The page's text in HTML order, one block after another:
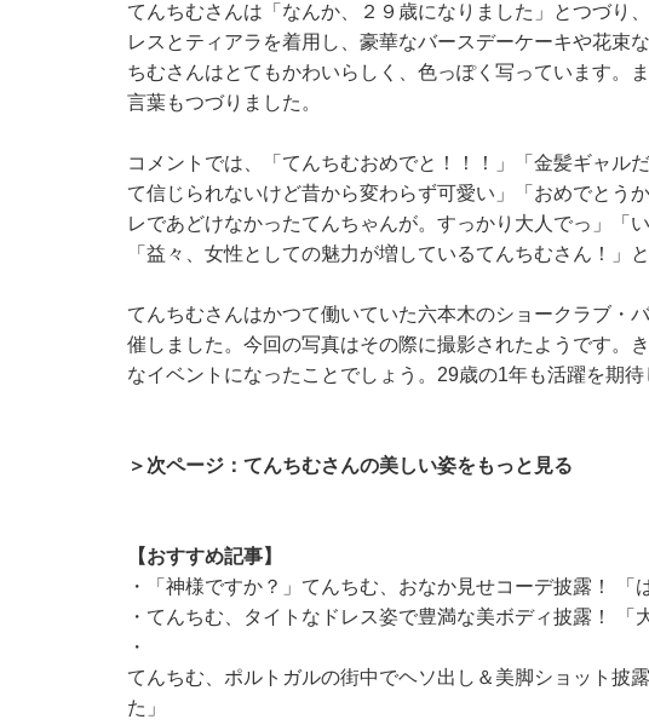
てんちむさんは「なんか、２９歳になりました」とつづり
レスとティアラを着用し、豪華なバースデーケーキや花束
ちむさんはとてもかわいらしく、色っぽく写っています
言葉もつづりました。
コメントでは、「てんちむおめでと！！！」「金髪ギャル
て信じられないけど昔から変わらず可愛い」「おめでとう
レであどけなかったてんちゃんが。すっかり大人でっ」「
「益々、女性としての魅力が増しているてんちむさん！」
てんちむさんはかつて働いていた六本木のショークラブ・
催しました。今回の写真はその際に撮影されたようです。
なイベントになったことでしょう。29歳の1年も活躍を期待
＞次ページ：てんちむさんの美しい姿をもっと見る
【おすすめ記事】
・
「神様ですか？」てんちむ、おなか見せコーデ披露！ 「
・ てんちむ、タイトなドレス姿で豊満な美ボディ披露！ 「
・
てんちむ、ポルトガルの街中でヘソ出し＆美脚ショット披
た」